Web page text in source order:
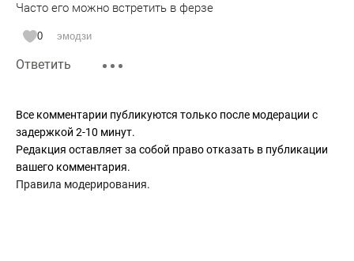
Часто его можно встретить в ферзе
0 эмодзи
Ответить
Все комментарии публикуются только после модерации с
задержкой 2-10 минут.
Редакция оставляет за собой право отказать в публикации
вашего комментария.
Правила модерирования.